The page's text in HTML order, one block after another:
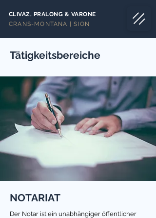
CLIVAZ, PRALONG & VARONE
CRANS-MONTANA | SION
Tätigkeitsbereiche
NOTARIAT
Der Notar ist ein unabhängiger öffentlicher